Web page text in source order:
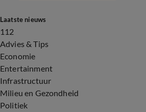
Laatste nieuws
112
Advies & Tips
Economie
Entertainment
Infrastructuur
Milieu en Gezondheid
Politiek